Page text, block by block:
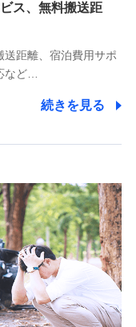
の遂行のため
法人向けASPサー
の正確な把握のため
先
業部長
2-14-10 アーバン
ス、無料搬送距
送距離、宿泊費用サポ
など…
続きを見る